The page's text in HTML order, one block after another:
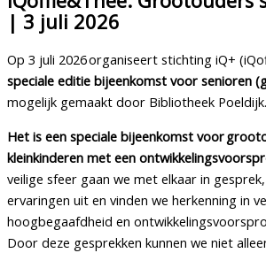
| 3 juli 2026
Op 3 juli 2026 organiseert stichting iQ+
speciale editie bijeenkomst voor senioren
mogelijk gemaakt door Bibliotheek Poeldijk.
Het is een speciale bijeenkomst voor
kleinkinderen met een
veilige sfeer gaan we met elkaar in
ervaringen uit en vinden we herkenning in
hoogbegaafdheid en
Door deze gesprekken kunnen we niet